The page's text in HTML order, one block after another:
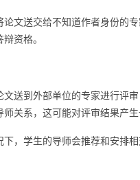
送交给不知道作者身份的专
资格。
到外部单位的专家进行评审
关系，这可能对评审结果产
学生的导师会推荐和安排相